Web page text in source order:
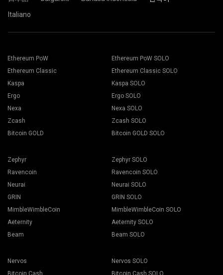
Italiano
Ethereum PoW
Ethereum Classic
Kaspa
Ergo
Nexa
Zcash
Bitcoin GOLD
Ethereum PoW SOLO
Ethereum Classic SOLO
Kaspa SOLO
Ergo SOLO
Nexa SOLO
Zcash SOLO
Bitcoin GOLD SOLO
Zephyr
Ravencoin
Neurai
GRIN
MimbleWimbleCoin
Aeternity
Beam
Zephyr SOLO
Ravencoin SOLO
Neurai SOLO
GRIN SOLO
MimbleWimbleCoin SOLO
Aeternity SOLO
Beam SOLO
Nervos
Bitcoin Cash
Nervos SOLO
Bitcoin Cash SOLO